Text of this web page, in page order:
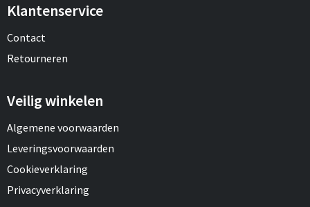
Klantenservice
Contact
Retourneren
Veilig winkelen
Algemene voorwaarden
Leveringsvoorwaarden
Cookieverklaring
Privacyverklaring